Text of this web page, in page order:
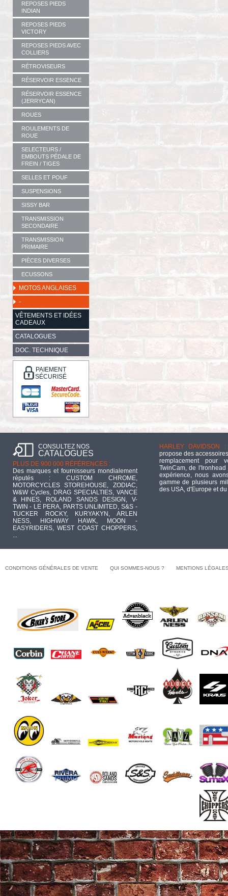
REPOSES PIEDS
INDIAN
REPOSES PIEDS
VICTORY
REPOSES PIEDS AVEC
COLLIERS
RÉTROVISEURS
RÉSERVOIR ESSENCE
RÉSERVOIR ESSENCE
(JERRYCAN)
ROUES
ROULEMENTS DE
ROUE
SELECTEURS /
EMBOUTS PÉDALE DE
FREIN / TIGES
SELLES ET POUF
SUSPENSIONS
SISSY BAR
TRANSMISSION
SECONDAIRE
TRANSMISSION
PRIMAIRE
PIÈCES DIVERSES
ECUSSONS
MOTOS ANGLAISES
-
VÊTEMENTS ET IDÉES
CADEAUX
CATALOGUES
DOC. TECHNIQUE
PAIEMENT
SÉCURISÉ
CONSULTEZ NOS
CATALOGUES
PLUS DE 900 000 RÉFÉRENCES :
Des marques et fournisseurs mondialement
réputés : CUSTOM CHROME,
MOTORCYCLES STOREHOUSE, ZODIAC,
W&W Cycles, DRAG SPECIALTIES, VANCE
& HINES, ROLAND SANDS DESIGN, V-
TWIN - LE PERA, PARTS UNLIMITED, S&S -
TUCKER ROCKY, KURYAKYN, ARLEN
NESS, HIGHWAY HAWK, MOON -
EASYRIDERS, WEST COAST CHOPPERS,
...
HARLEY DAVIDSON :
propose des
remplacement pour
TwinCam, de
expérience, nous
gamme de plusieurs
des USA, d'Europe et
CONDITIONS GÉNÉRALES DE VENTE QUI SOMMES-NOUS ? MENTIONS
End of Gallery